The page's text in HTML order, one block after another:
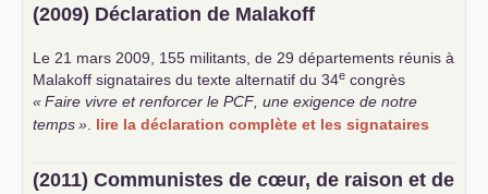
(2009) Déclaration de Malakoff
Le 21 mars 2009, 155 militants, de 29 départements réunis à
Malakoff signataires du texte alternatif du 34e congrès
«Faire vivre et renforcer le PCF , une exigence de notre
temps» lire la déclaration complète et les signataires
(2011) Communistes de cœur, de raison et de